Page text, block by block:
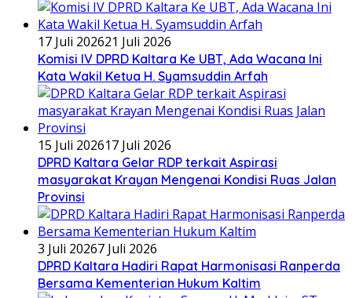
17 Juli 202621 Juli 2026
Komisi IV DPRD Kaltara Ke UBT, Ada Wacana Ini
Kata Wakil Ketua H. Syamsuddin Arfah
15 Juli 202617 Juli 2026
DPRD Kaltara Gelar RDP terkait Aspirasi
masyarakat Krayan Mengenai Kondisi Ruas Jalan
Provinsi
3 Juli 20267 Juli 2026
DPRD Kaltara Hadiri Rapat Harmonisasi Ranperda
Bersama Kementerian Hukum Kaltim